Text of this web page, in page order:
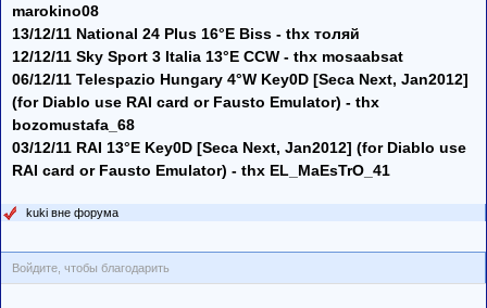
marokino08
13/12/11 National 24 Plus 16°E Biss - thx толяй
12/12/11 Sky Sport 3 Italia 13°E CCW - thx mosaabsat
06/12/11 Telespazio Hungary 4°W Key0D [Seca Next, Jan2012]
(for Diablo use RAI card or Fausto Emulator) - thx
bozomustafa_68
03/12/11 RAI 13°E Key0D [Seca Next, Jan2012] (for Diablo use
RAI card or Fausto Emulator) - thx EL_MaEsTrO_41
kuki вне форума
Войдите, чтобы благодарить